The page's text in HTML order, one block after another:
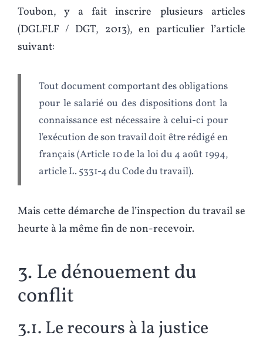
Toubon, y a fait inscrire plusieurs articles
(DGLFLF / DGT, 2013), en particulier l’article
suivant:
Tout document comportant des obligations
pour le salarié ou des dispositions dont la
connaissance est nécessaire à celui-ci pour
l'exécution de son travail doit être rédigé en
français (Article 10 de la loi du 4 août 1994,
article L. 5331-4 du Code du travail).
Mais cette démarche de l’inspection du travail se
heurte à la même fin de non-recevoir.
3. Le dénouement du
conflit
3.1. Le recours à la justice